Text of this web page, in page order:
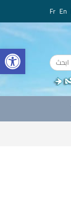
Search
for: